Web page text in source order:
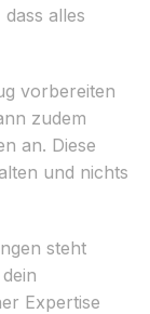
alles
vorbereiten
zudem
an. Diese
und nichts
steht
Expertise